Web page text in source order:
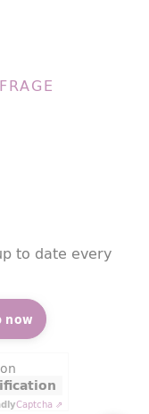
to date every
now
Captcha ⇗